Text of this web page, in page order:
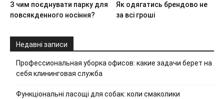
З чим поєднувати парку для
повсякденного носіння?
Як одягатись брендово не
за всі гроші
Недавні записи
Профессиональная уборка офисов: какие задачи берет на
себя клининговая служба
Функціональні ласощі для собак: коли смаколики